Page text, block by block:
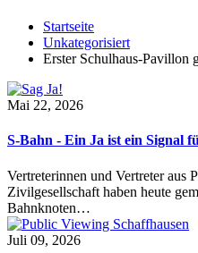
Startseite
Unkategorisiert
Erster Schulhaus-Pavillon
Mai 22, 2026
S-Bahn - Ein Ja ist ein Signal
Vertreterinnen und Vertreter aus
Zivilgesellschaft haben heute
Bahnknoten…
Juli 09, 2026